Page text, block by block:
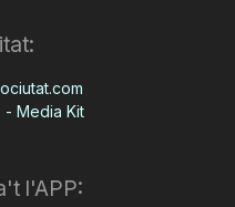
- Media Kit
l'APP: